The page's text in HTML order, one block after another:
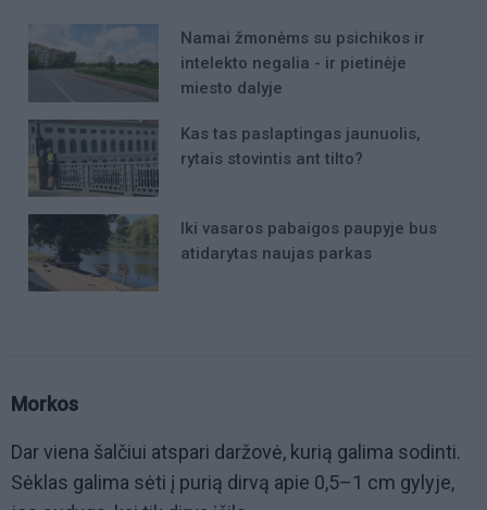
Namai žmonėms su psichikos ir
intelekto negalia - ir pietinėje
miesto dalyje
Kas tas paslaptingas jaunuolis,
rytais stovintis ant tilto?
Iki vasaros pabaigos paupyje bus
atidarytas naujas parkas
Morkos
Dar viena šalčiui atspari daržovė, kurią galima sodinti.
Sėklas galima sėti į purią dirvą apie 0,5–1 cm gylyje,